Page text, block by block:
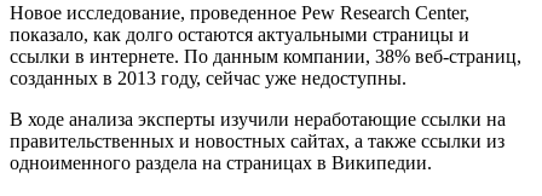
Новое исследование, проведенное Pew Research Center,
показало, как долго остаются актуальными страницы и
ссылки в интернете. По данным компании, 38% веб-страниц,
созданных в 2013 году, сейчас уже недоступны.
В ходе анализа эксперты изучили неработающие ссылки на
правительственных и новостных сайтах, а также ссылки из
одноименного раздела на страницах в Википедии.